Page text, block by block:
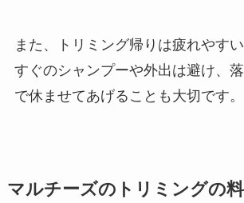
また、トリミング帰りは疲れやす
すぐのシャンプーや外出は避け、
で休ませてあげることも大切です。
マルチーズのトリミングの